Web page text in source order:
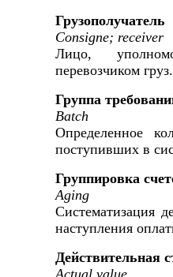
Грузополучатель
Consigne; receiver
Лицо,
перевозчиком груз.
Группа
Batch
Определенное
поступивших в
Группировка
Aging
Систематизация
наступления
Действительная
Actual value